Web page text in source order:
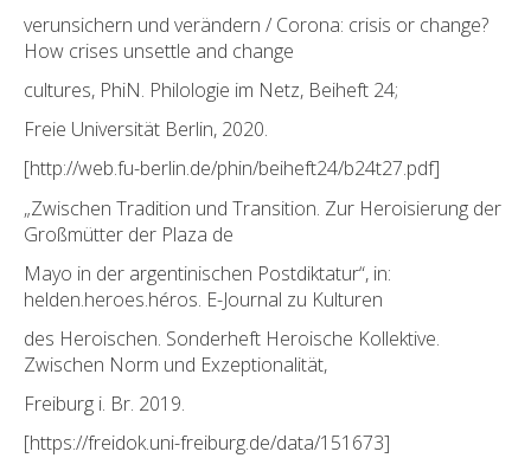
verunsichern und verändern / Corona: crisis or change?
How crises unsettle and change
cultures, PhiN. Philologie im Netz, Beiheft 24;
Freie Universität Berlin, 2020.
[http://web.fu-berlin.de/phin/beiheft24/b24t27.pdf]
„Zwischen Tradition und Transition. Zur Heroisierung der
Großmütter der Plaza de
Mayo in der argentinischen Postdiktatur“, in:
helden.heroes.héros. E-Journal zu Kulturen
des Heroischen. Sonderheft Heroische Kollektive.
Zwischen Norm und Exzeptionalität,
Freiburg i. Br. 2019.
[https://freidok.uni-freiburg.de/data/151673]